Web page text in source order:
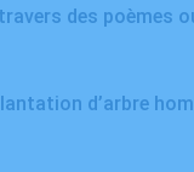
des poèmes
d’arbre